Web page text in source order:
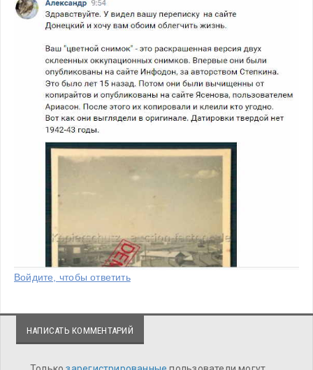
Войдите, чтобы ответить
НАПИСАТЬ КОММЕНТАРИЙ